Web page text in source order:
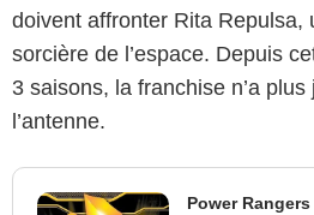
doivent affronter Rita Repulsa,
sorcière de l’espace. Depuis
3 saisons, la franchise n’a
l’antenne.
Power Rangers